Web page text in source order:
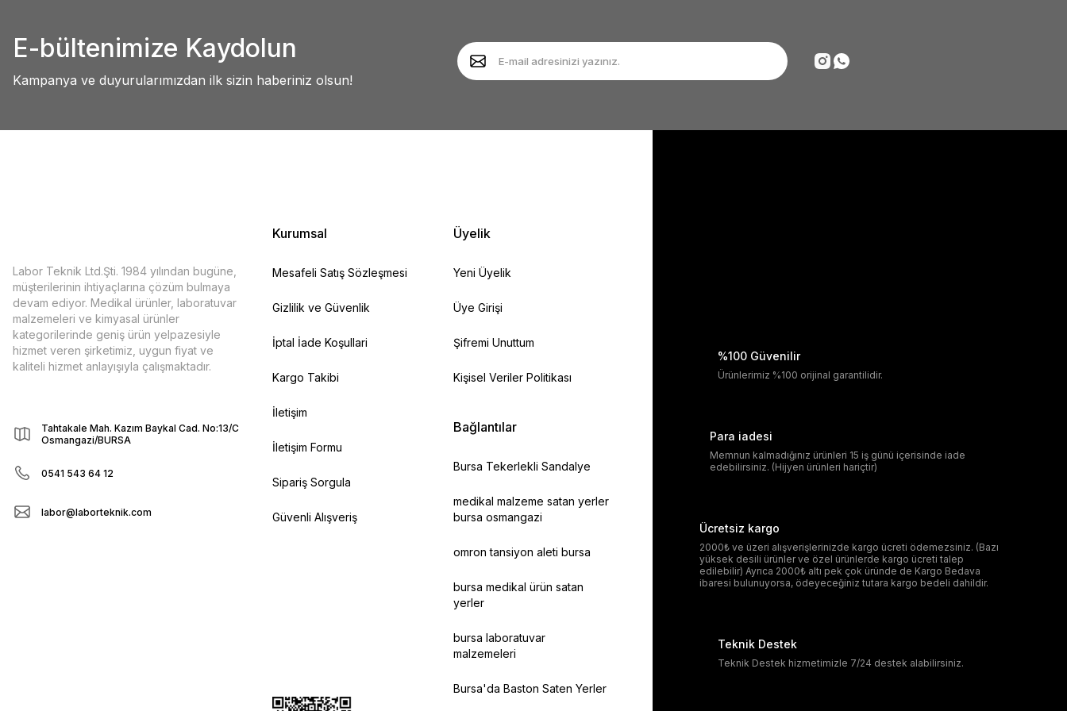
Ürün açıklamasında eksik bilgiler bulunuyor.
Ürün fiyatı diğer sitelerden daha pahalı.
Deneyimini Paylaş
E-bültenimize Kaydolun
Kampanya ve duyurularımızdan ilk sizin haberiniz olsun!
Labor Teknik Ltd.Şti. 1984 yılından bugüne,
müşterilerinin ihtiyaçlarına çözüm bulmaya
devam ediyor. Medikal ürünler, laboratuvar
malzemeleri ve kimyasal ürünler
kategorilerinde geniş ürün yelpazesiyle
hizmet veren şirketimiz, uygun fiyat ve
kaliteli hizmet anlayışıyla çalışmaktadır.
Tahtakale Mah. Kazım Baykal Cad. No:13/C
Osmangazi/BURSA
0541 543 64 12
labor@laborteknik.com
Kurumsal
Mesafeli Satış Sözleşmesi
Gizlilik ve Güvenlik
İptal İade Koşullari
Kargo Takibi
İletişim
İletişim Formu
Sipariş Sorgula
Güvenli Alışveriş
Üyelik
Yeni Üyelik
Üye Girişi
Şifremi Unuttum
Kişisel Veriler Politikası
Bağlantılar
Bursa Tekerlekli Sandalye
medikal malzeme satan yerler
bursa osmangazi
omron tansiyon aleti bursa
bursa medikal ürün satan
yerler
bursa laboratuvar
malzemeleri
Bursa'da Baston Saten Yerler
%100 Güvenilir
Ürünlerimiz %100 orijinal garantilidir.
Para iadesi
Memnun kalmadığınız ürünleri 15 iş günü içerisinde iade
edebilirsiniz. (Hijyen ürünleri hariçtir)
Ücretsiz kargo
2000₺ ve üzeri alışverişlerinizde kargo ücreti ödemezsiniz. (Bazı
yüksek desili ürünler ve özel ürünlerde kargo ücreti talep
edilebilir) Ayrıca 2000₺ altı pek çok üründe de Kargo Bedava
ibaresi bulunuyorsa, ödeyeceğiniz tutara kargo bedeli dahildir.
Teknik Destek
Teknik Destek hizmetimizle 7/24 destek alabilirsiniz.